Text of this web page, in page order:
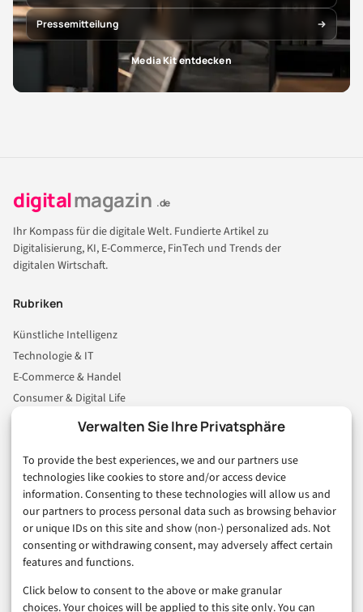
Verwalten Sie Ihre Privatsphäre
To provide the best experiences, we and our partners use
technologies like cookies to store and/or access device
information. Consenting to these technologies will allow us and
our partners to process personal data such as browsing behavior
or unique IDs on this site and show (non-) personalized ads. Not
consenting or withdrawing consent, may adversely affect certain
features and functions.
Click below to consent to the above or make granular
choices. Your choices will be applied to this site only. You can
Pressemitteilung
Media Kit entdecken
digitalmagazin .de
Ihr Kompass für die digitale Welt. Fundierte Artikel zu
Digitalisierung, KI, E-Commerce, FinTech und Trends der
digitalen Wirtschaft.
Rubriken
Künstliche Intelligenz
Technologie & IT
E-Commerce & Handel
Consumer & Digital Life
Business & Karriere
Sicherheit & Recht
Digitalisierung
Marketing
Magazin
Unsere Redaktion